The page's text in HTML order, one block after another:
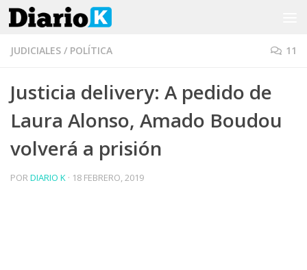
Saltar al contenido
JUDICIALES / POLÍTICA 11
Justicia delivery: A pedido de
Laura Alonso, Amado Boudou
volverá a prisión
PORDIARIO K · 18 FEBRERO, 2019